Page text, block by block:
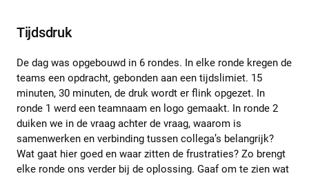
Tijdsdruk
De dag was opgebouwd in 6 rondes. In elke ronde kregen de
teams een opdracht, gebonden aan een tijdslimiet. 15
minuten, 30 minuten, de druk wordt er flink opgezet. In
ronde 1 werd een teamnaam en logo gemaakt. In ronde 2
duiken we in de vraag achter de vraag, waarom is
samenwerken en verbinding tussen collega’s belangrijk?
Wat gaat hier goed en waar zitten de frustraties? Zo brengt
elke ronde ons verder bij de oplossing. Gaaf om te zien wat